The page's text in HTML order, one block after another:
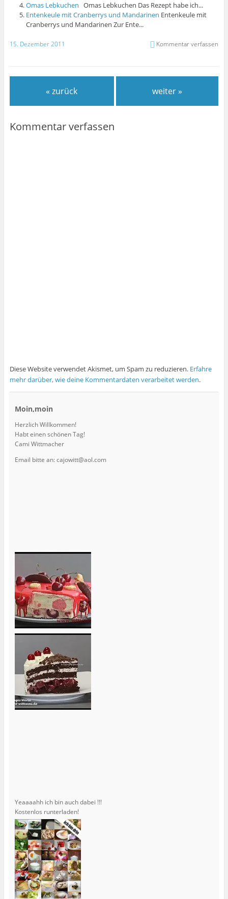
Omas Lebkuchen Omas Lebkuchen Das Rezept habe ich...
Entenkeule mit Cranberrys und Mandarinen Entenkeule mit
Cranberrys und Mandarinen Zur Ente...
15. Dezember 2011 Kommentar verfassen
« zurück weiter »
Kommentar verfassen
Diese Website verwendet Akismet, um Spam zu reduzieren. Erfahre
mehr darüber, wie deine Kommentardaten verarbeitet werden.
Moin,moin
Herzlich Willkommen!
Habt einen schönen Tag!
Cami Wittmacher
Email bitte an: cajowitt@aol.com
Yeaaaahh ich bin auch dabei !!!
Kostenlos runterladen!